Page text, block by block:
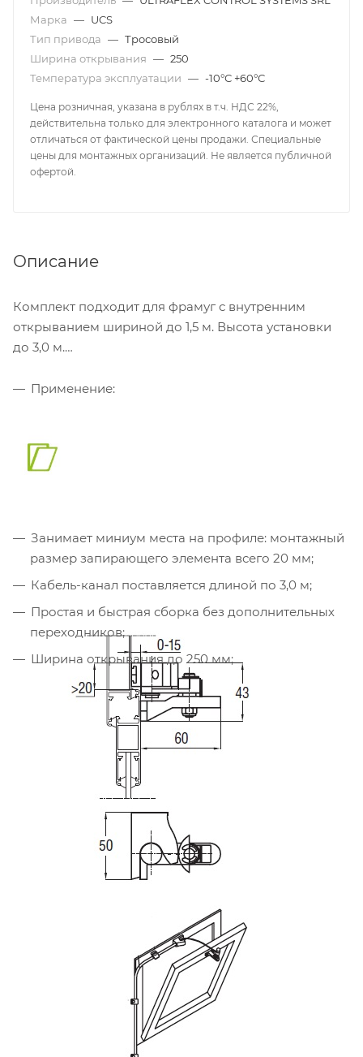
Марка — UCS
Тип привода — Тросовый
Ширина открывания — 250
Температура эксплуатации — -10°С +60°С
Цена розничная, указана в рублях в т.ч. НДС 22%,
действительна только для электронного каталога и может
отличаться от фактической цены продажи. Специальные
цены для монтажных организаций. Не является публичной
офертой.
Описание
Комплект подходит для фрамуг с внутренним
открыванием шириной до 1,5 м. Высота установки
до 3,0 м.
Применение:
Занимает миниум места на профиле: монтажный
размер запирающего элемента всего 20 мм;
Кабель-канал поставляется длиной по 3,0 м;
Простая и быстрая сборка без дополнительных
переходников;
Ширина открывания до 250 мм;